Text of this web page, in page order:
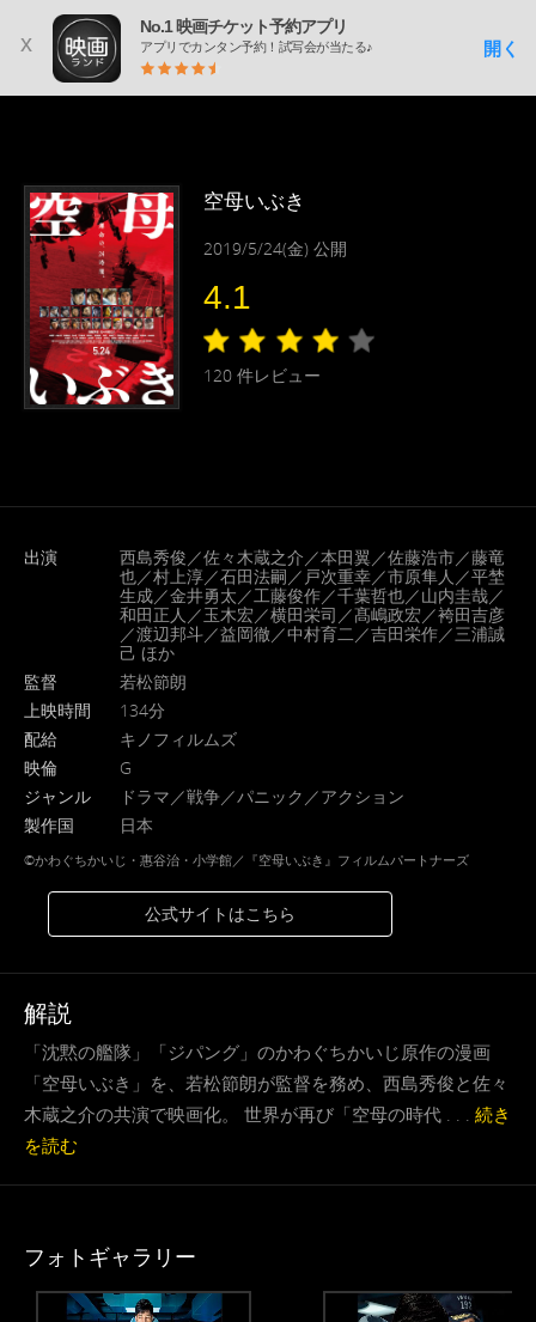
x
No.1 映画チケット予約アプリ
アプリでカンタン予約！試写会が当たる♪ 開く
空母いぶき
2019/5/24(金) 公開
4.1
120 件レビュー
出演
西島秀俊／佐々木蔵之介／本田翼／佐藤浩市／藤竜
也／村上淳／石田法嗣／戸次重幸／市原隼人／平埜
生成／金井勇太／工藤俊作／千葉哲也／山内圭哉／
和田正人／玉木宏／横田栄司／髙嶋政宏／袴田吉彦
／渡辺邦斗／益岡徹／中村育二／吉田栄作／三浦誠
己 ほか
監督
若松節朗
上映時間
134分
配給
キノフィルムズ
映倫
G
ジャンル
ドラマ／戦争／パニック／アクション
製作国
日本
©かわぐちかいじ・惠谷治・小学館／『空母いぶき』フィルムパートナーズ
公式サイトはこちら
解説
「沈黙の艦隊」「ジパング」のかわぐちかいじ原作の漫画
「空母いぶき」を、若松節朗が監督を務め、西島秀俊と佐々
木蔵之介の共演で映画化。 世界が再び「空母の時代 . . . 続き
を読む
フォトギャラリー